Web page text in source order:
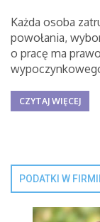
Każda osoba
powołania,
o pracę ma
CZYTAJ WIĘCEJ
PODATKI W